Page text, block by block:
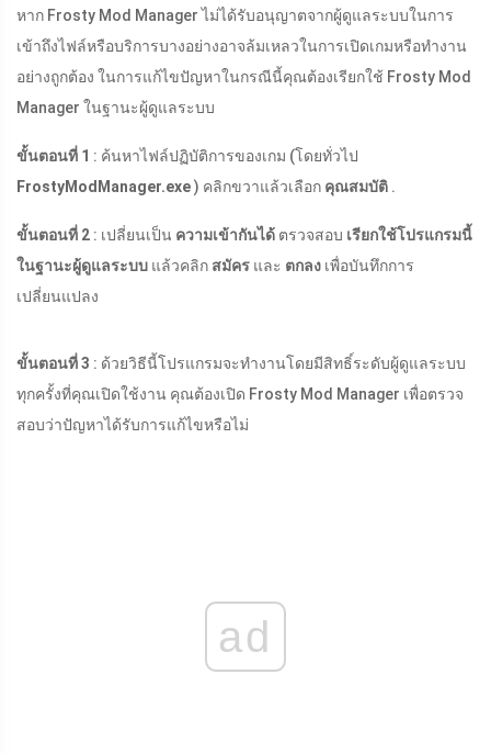
หาก Frosty Mod Manager ไม่ได้รับอนุญาตจากผู้ดูแลระบบในการ
เข้าถึงไฟล์หรือบริการบางอย่างอาจล้มเหลวในการเปิดเกมหรือทำงาน
อย่างถูกต้อง ในการแก้ไขปัญหาในกรณีนี้คุณต้องเรียกใช้ Frosty Mod
Manager ในฐานะผู้ดูแลระบบ
ขั้นตอนที่ 1 : ค้นหาไฟล์ปฏิบัติการของเกม (โดยทั่วไป
FrostyModManager.exe) คลิกขวาแล้วเลือก คุณสมบัติ .
ขั้นตอนที่ 2 : เปลี่ยนเป็น ความเข้ากันได้ ตรวจสอบ เรียกใช้โปรแกรมนี้
ในฐานะผู้ดูแลระบบ แล้วคลิก สมัคร และ ตกลง เพื่อบันทึกการ
เปลี่ยนแปลง
ขั้นตอนที่ 3 : ด้วยวิธีนี้โปรแกรมจะทำงานโดยมีสิทธิ์ระดับผู้ดูแลระบบ
ทุกครั้งที่คุณเปิดใช้งาน คุณต้องเปิด Frosty Mod Manager เพื่อตรวจ
สอบว่าปัญหาได้รับการแก้ไขหรือไม่
ad